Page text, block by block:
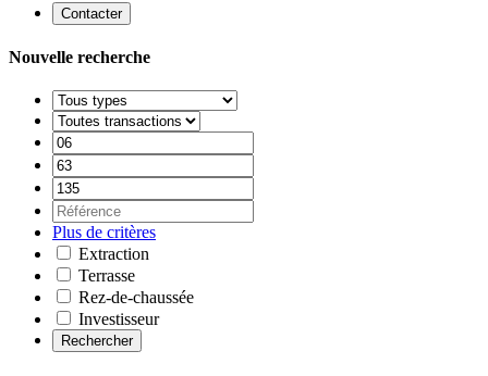
Contacter
Nouvelle recherche
Plus de critères
Extraction
Terrasse
Rez-de-chaussée
Investisseur
Rechercher